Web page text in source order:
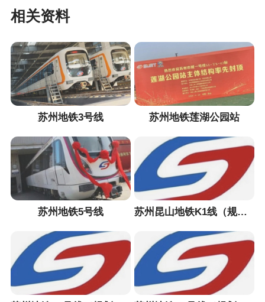
相关资料
苏州地铁3号线 苏州地铁莲湖公园站
苏州地铁5号线 苏州昆山地铁K1线（规划中）